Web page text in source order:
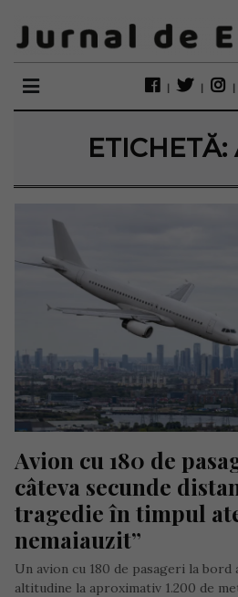
ETICHETĂ:
Avion cu 180 de
câteva secunde
tragedie în timpul
nemaiauzit”
Un avion cu 180 de pasageri la
altitudine la aproximativ 1.200 de